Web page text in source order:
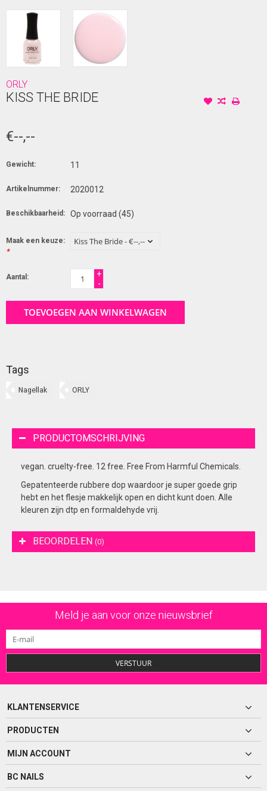
ORLY
KISS THE BRIDE
€--,--
Gewicht: 11
Artikelnummer: 2020012
Beschikbaarheid: Op voorraad (45)
Maak een keuze:
*
Aantal:
+
-
TOEVOEGEN AAN WINKELWAGEN
Tags
Nagellak ORLY
PRODUCTOMSCHRIJVING
vegan. cruelty-free. 12 free. Free From Harmful Chemicals.
Gepatenteerde rubbere dop waardoor je super goede grip
hebt en het flesje makkelijk open en dicht kunt doen. Alle
kleuren zijn dtp en formaldehyde vrij.
BEOORDELEN (0)
Meld je aan voor onze nieuwsbrief
VERSTUUR
KLANTENSERVICE
PRODUCTEN
MIJN ACCOUNT
BC NAILS